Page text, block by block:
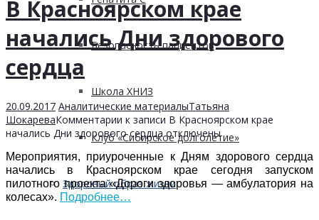
Безопасность пациентов
Школа ХНИЗ
Клуб «Сибирское долголетие»
Здоровый образ жизни
В Красноярском крае
начались Дни здорового
сердца
20.09.2017 Аналитические материалыТатьяна
ШокареваКомментарии к записи В Красноярском крае
начались Дни здорового сердцаотключены
Мероприятия, приуроченные к Дням здорового сердца
начались в Красноярском крае сегодня запуском
пилотного проекта «Дороги здоровья — амбулатория на
колесах». Подробнее…